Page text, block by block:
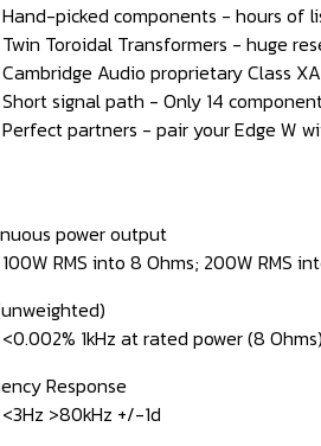
Hand-picked components - hours of
Twin Toroidal Transformers - huge
Cambridge Audio proprietary Class
Short signal path - Only 14
Perfect partners - pair your Edge W
power output
100W RMS into 8 Ohms; 200W RMS
<0.002% 1kHz at rated power (8
Response
<3Hz >80kHz +/-1d